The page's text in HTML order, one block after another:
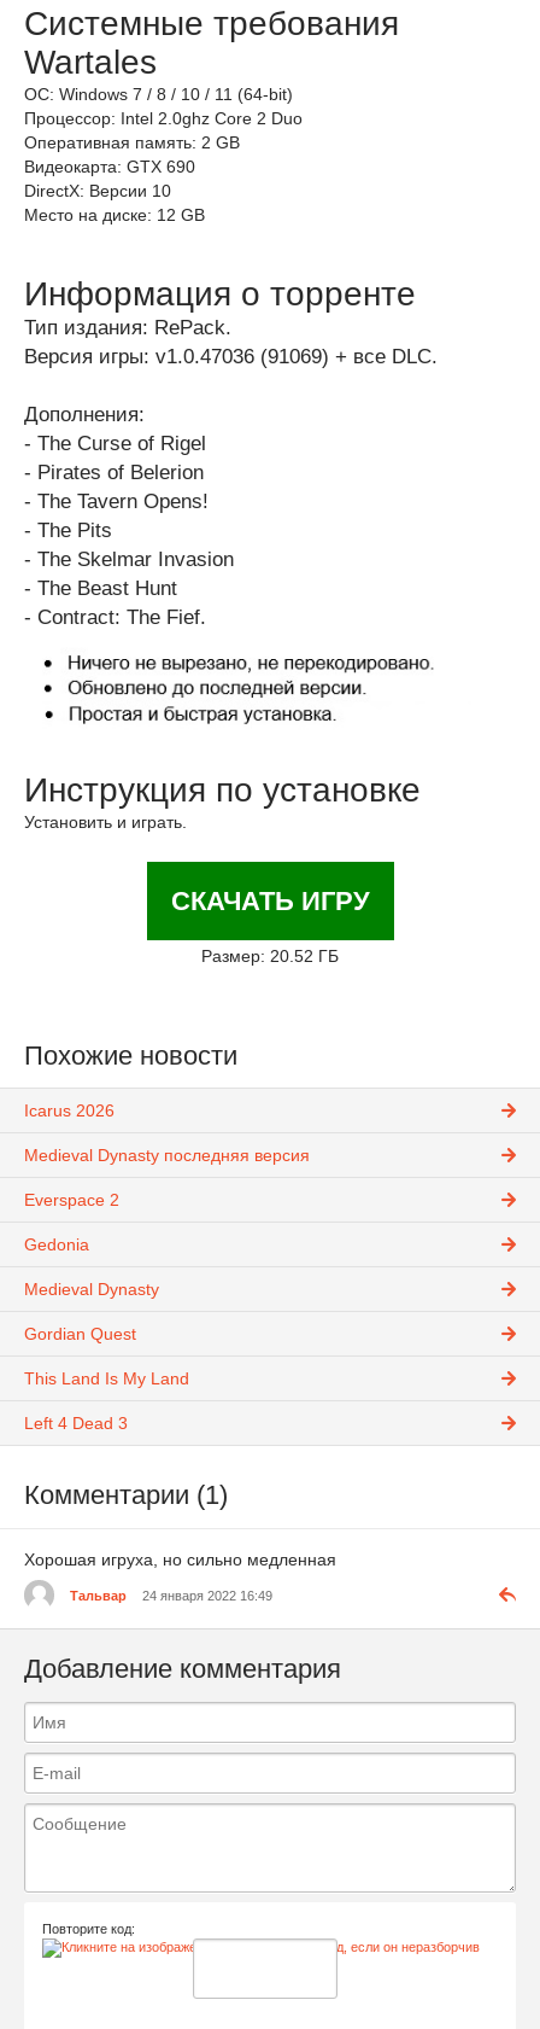
Системные требования
Wartales
ОС: Windows 7 / 8 / 10 / 11 (64-bit)
Процессор: Intel 2.0ghz Core 2 Duo
Оперативная память: 2 GB
Видеокарта: GTX 690
DirectX: Версии 10
Место на диске: 12 GB
Информация о торренте
Тип издания: RePack.
Версия игры: v1.0.47036 (91069) + все DLC.
Дополнения:
- The Curse of Rigel
- Pirates of Belerion
- The Tavern Opens!
- The Pits
- The Skelmar Invasion
- The Beast Hunt
- Contract: The Fief.
Инструкция по установке
Установить и играть.
СКАЧАТЬ ИГРУ
Размер: 20.52 ГБ
Похожие новости
Icarus 2026
Medieval Dynasty последняя версия
Everspace 2
Gedonia
Medieval Dynasty
Gordian Quest
This Land Is My Land
Left 4 Dead 3
Комментарии (1)
Хорошая игруха, но сильно медленная
Тальвар 24 января 2022 16:49
Добавление комментария
Повторите код: